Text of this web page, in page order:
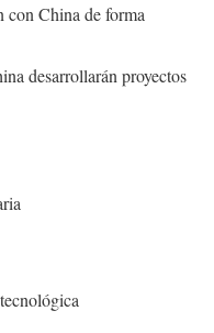
con China de forma
desarrollarán proyectos